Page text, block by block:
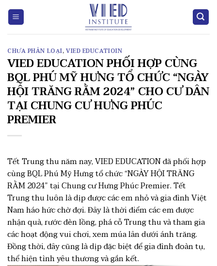
CHƯA PHÂN LOẠI, VIED EDUCATIOIN
VIED EDUCATION PHỐI HỢP CÙNG
BQL PHÚ MỸ HƯNG TỔ CHỨC “NGÀY
HỘI TRĂNG RẰM 2024” CHO CƯ DÂN
TẠI CHUNG CƯ HƯNG PHÚC
PREMIER
Tết Trung thu năm nay, VIED EDUCATION đã phối hợp
cùng BQL Phú Mỹ Hưng tổ chức “NGÀY HỘI TRĂNG
RẰM 2024” tại Chung cư Hưng Phúc Premier. Tết
Trung thu luôn là dịp được các em nhỏ và gia đình Việt
Nam háo hức chờ đợi. Đây là thời điểm các em được
nhận quà, rước đèn lồng, phá cỗ Trung thu và tham gia
các hoạt động vui chơi, xem múa lân dưới ánh trăng.
Đồng thời, đây cũng là dịp đặc biệt để gia đình đoàn tụ,
thể hiện tình yêu thương và gắn kết.